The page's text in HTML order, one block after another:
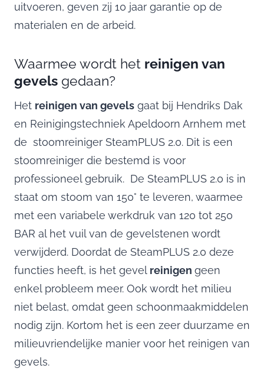
uitvoeren, geven zij 10 jaar garantie op de
materialen en de arbeid.
Waarmee wordt het reinigen van
gevels gedaan?
Het reinigen van gevels gaat bij Hendriks Dak
en Reinigingstechniek Apeldoorn Arnhem met
de stoomreiniger SteamPLUS 2.0. Dit is een
stoomreiniger die bestemd is voor
professioneel gebruik. De SteamPLUS 2.0 is in
staat om stoom van 150° te leveren, waarmee
met een variabele werkdruk van 120 tot 250
BAR al het vuil van de gevelstenen wordt
verwijderd. Doordat de SteamPLUS 2.0 deze
functies heeft, is het gevel reinigen geen
enkel probleem meer. Ook wordt het milieu
niet belast, omdat geen schoonmaakmiddelen
nodig zijn. Kortom het is een zeer duurzame en
milieuvriendelijke manier voor het reinigen van
gevels.